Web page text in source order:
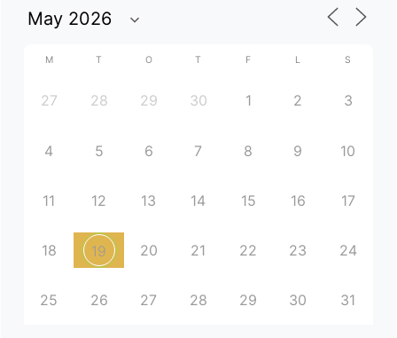
M T O T F L S
27 28 29 30 1 2 3
4 5 6 7 8 9 10
11 12 13 14 15 16 17
18 19 20 21 22 23 24
25 26 27 28 29 30 31